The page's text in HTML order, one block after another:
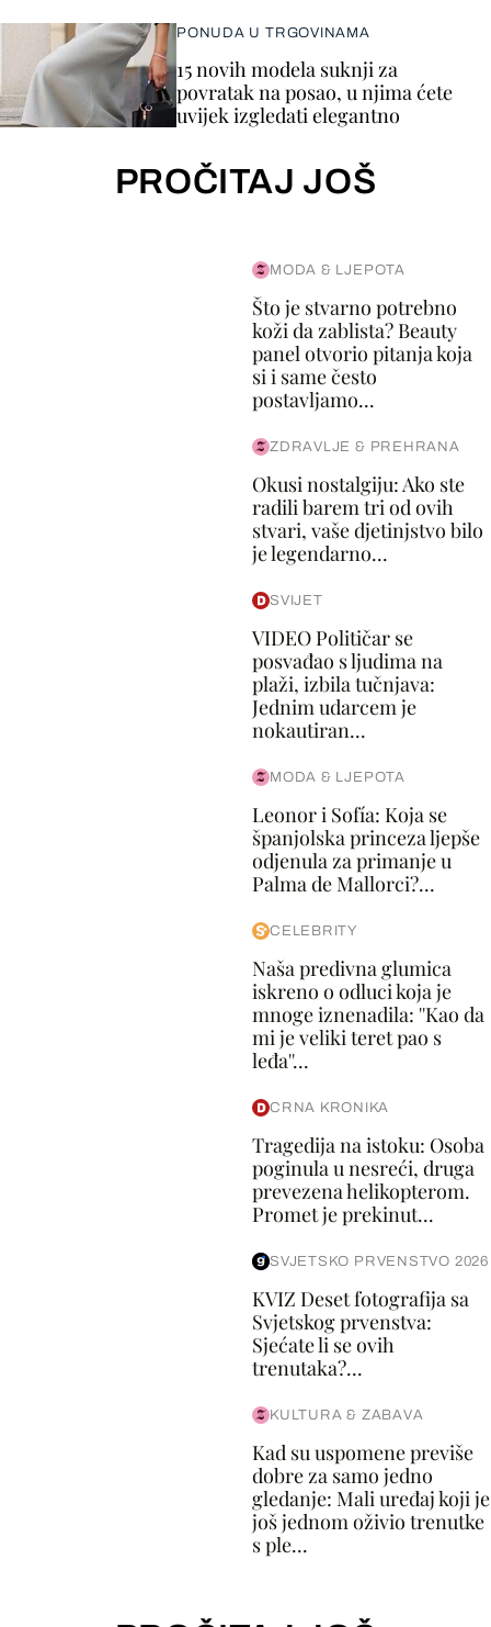
PONUDA U TRGOVINAMA
15 novih modela suknji za
povratak na posao, u njima ćete
uvijek izgledati elegantno
PROČITAJ JOŠ
MODA & LJEPOTA
Što je stvarno potrebno
koži da zablista? Beauty
panel otvorio pitanja koja
si i same često
postavljamo...
ZDRAVLJE & PREHRANA
Okusi nostalgiju: Ako ste
radili barem tri od ovih
stvari, vaše djetinjstvo bilo
je legendarno...
SVIJET
VIDEO Političar se
posvađao s ljudima na
plaži, izbila tučnjava:
Jednim udarcem je
nokautiran...
MODA & LJEPOTA
Leonor i Sofía: Koja se
španjolska princeza ljepše
odjenula za primanje u
Palma de Mallorci?...
CELEBRITY
Naša predivna glumica
iskreno o odluci koja je
mnoge iznenadila: ''Kao da
mi je veliki teret pao s
leđa''...
CRNA KRONIKA
Tragedija na istoku: Osoba
poginula u nesreći, druga
prevezena helikopterom.
Promet je prekinut...
SVJETSKO PRVENSTVO 2026
KVIZ Deset fotografija sa
Svjetskog prvenstva:
Sjećate li se ovih
trenutaka?...
KULTURA & ZABAVA
Kad su uspomene previše
dobre za samo jedno
gledanje: Mali uređaj koji je
još jednom oživio trenutke
s ple...